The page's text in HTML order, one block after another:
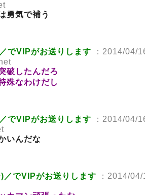
勇気で補う
でVIPがお送りします
：2014/04/
破したんだろ
殊なわけだし
でVIPがお送りします
：2014/04/
いんだな
でVIPがお送りします
：2014/